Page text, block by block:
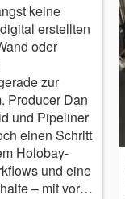
keine
erstellten
oder
zur
Producer Dan
und Pipeliner
einen Schritt
Holobay-
und eine
– mit vor…